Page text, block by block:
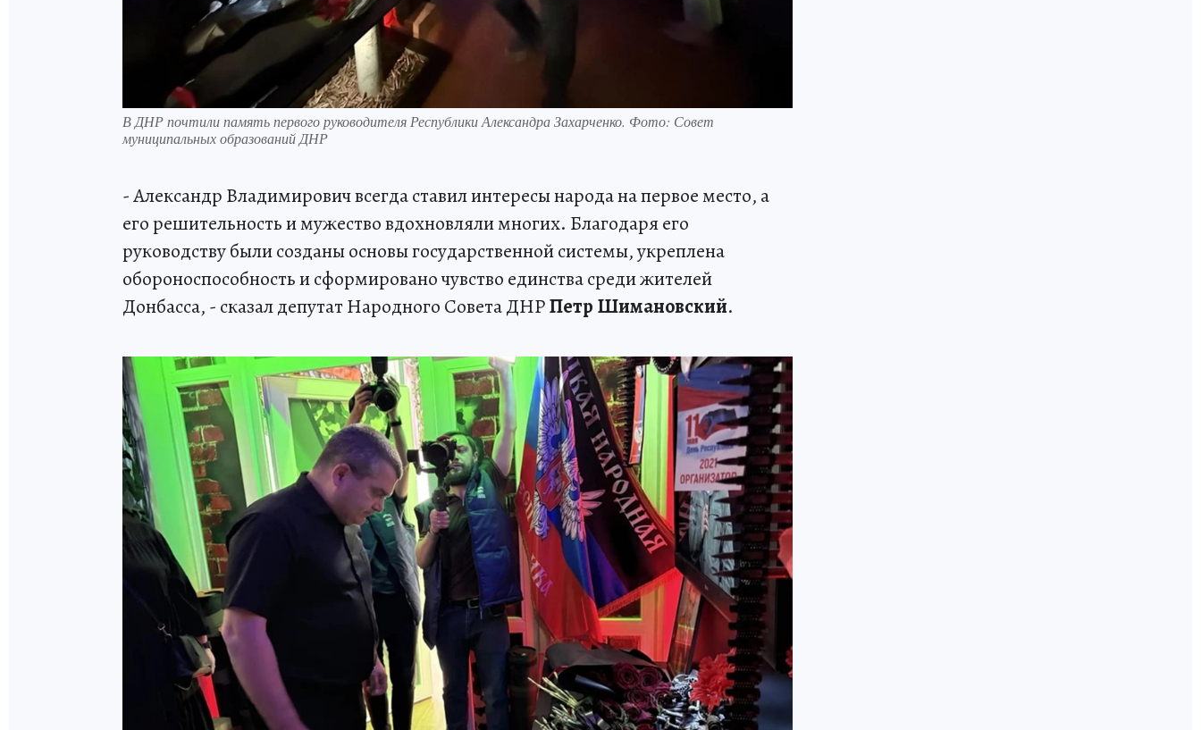
В ДНР почтили память первого руководителя Республики Александра Захарченко. Фото: Совет
муниципальных образований ДНР
- Александр Владимирович всегда ставил интересы народа на первое место, а
его решительность и мужество вдохновляли многих. Благодаря его
руководству были созданы основы государственной системы, укреплена
обороноспособность и сформировано чувство единства среди жителей
Донбасса, - сказал депутат Народного Совета ДНРПетр Шимановский.